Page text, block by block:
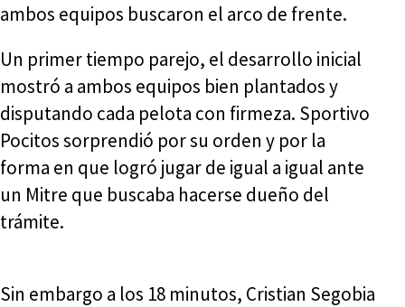
ambos equipos buscaron el arco de frente.
Un primer tiempo parejo, el desarrollo inicial
mostró a ambos equipos bien plantados y
disputando cada pelota con firmeza. Sportivo
Pocitos sorprendió por su orden y por la
forma en que logró jugar de igual a igual ante
un Mitre que buscaba hacerse dueño del
trámite.
Sin embargo a los 18 minutos, Cristian Segobia